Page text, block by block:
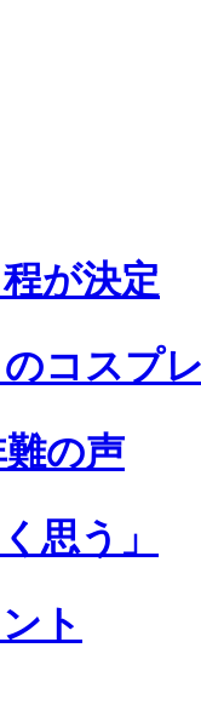
が決定
コスプ
の声
思う」
ト